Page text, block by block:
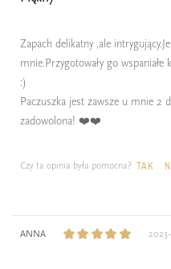
Zapach delikatny ,ale
mnie.Przygotowały go
:)
Paczuszka jest zawsze u mnie 2
zadowolona! ❤️❤️
Czy ta opinia była pomocna? TAK
ANNA